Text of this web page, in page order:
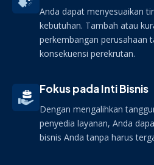
Anda dapat menyesuaikan
kebutuhan. Tambah atau
perkembangan perusahaan
konsekuensi perekrutan.
Fokus pada Inti Bisnis
Dengan mengalihkan
penyedia layanan, Anda
bisnis Anda tanpa harus